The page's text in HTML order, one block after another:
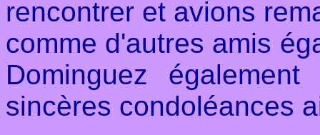
rencontrer et avions
comme d'autres amis
Dominguez
sincères condoléances